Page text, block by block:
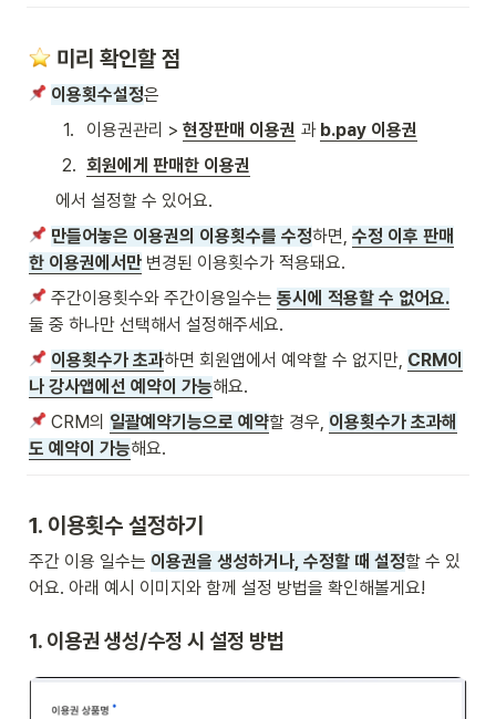
️ 미리 확인할 점
이용횟수설정은
1. 이용권관리 > 현장판매 이용권 과 b.pay 이용권
2. 회원에게 판매한 이용권
에서 설정할 수 있어요.
만들어놓은 이용권의 이용횟수를 수정하면, 수정 이후 판매
한 이용권에서만 변경된 이용횟수가 적용돼요.
주간이용횟수와 주간이용일수는 동시에 적용할 수 없어요.
둘 중 하나만 선택해서 설정해주세요.
이용횟수가 초과하면 회원앱에서 예약할 수 없지만, CRM이
나 강사앱에선 예약이 가능해요.
CRM의 일괄예약기능으로 예약할 경우, 이용횟수가 초과해
도 예약이 가능해요.
1. 이용횟수 설정하기
주간 이용 일수는 이용권을 생성하거나, 수정할 때 설정할 수 있
어요. 아래 예시 이미지와 함께 설정 방법을 확인해볼게요!
1. 이용권 생성/수정 시 설정 방법